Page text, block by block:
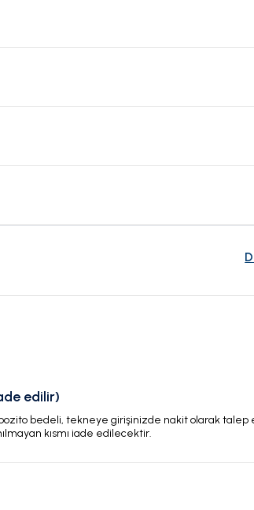
edilir)
bedeli, tekneye girişinizde nakit olarak
kısmı iade edilecektir.